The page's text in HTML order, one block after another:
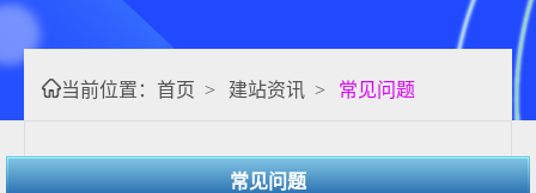
当前位置： 首页 > 建站资讯 > 常见问题
常见问题